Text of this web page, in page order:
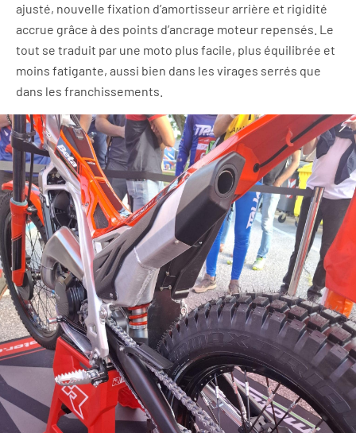
ajusté, nouvelle fixation d’amortisseur arrière et rigidité
accrue grâce à des points d’ancrage moteur repensés. Le
tout se traduit par une moto plus facile, plus équilibrée et
moins fatigante, aussi bien dans les virages serrés que
dans les franchissements.